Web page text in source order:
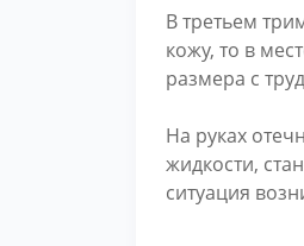
В третьем
кожу, то в
размера с
На руках
жидкости,
ситуация